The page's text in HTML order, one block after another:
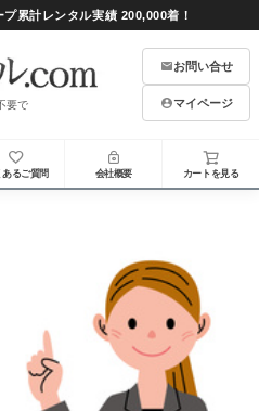
累計レンタル実績 200,000着！
要で
お問い合せ
マイページ
あるご質問 会社概要 カートを見る